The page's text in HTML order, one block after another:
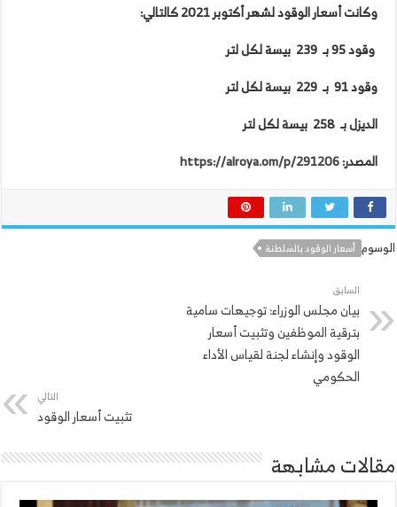
وكانت أسعار الوقود لشهر أكتوبر 2021 كالتالي:
وقود 95 بـ 239 بيسة لكل لتر
وقود 91 بـ 229 بيسة لكل لتر
الديزل بـ 258 بيسة لكل لتر
المصدر:https://alroya.om/p/291206
الوسوم أسعار الوقود بالسلطنة
السابق
بيان مجلس الوزراء: توجيهات سامية
بترقية الموظفين وتثبيت أسعار
الوقود وإنشاء لجنة لقياس الأداء
الحكومي
التالي
تثبيت أسعار الوقود
مقالات مشابهة